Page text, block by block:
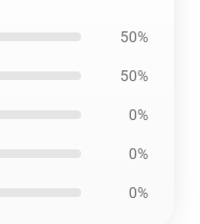
50%
50%
0%
0%
0%